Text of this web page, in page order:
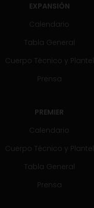
EXPANSIÓN
Calendario
Tabla General
Cuerpo Técnico y Plantel
Prensa
PREMIER
Calendario
Cuerpo Técnico y Plantel
Tabla General
Prensa